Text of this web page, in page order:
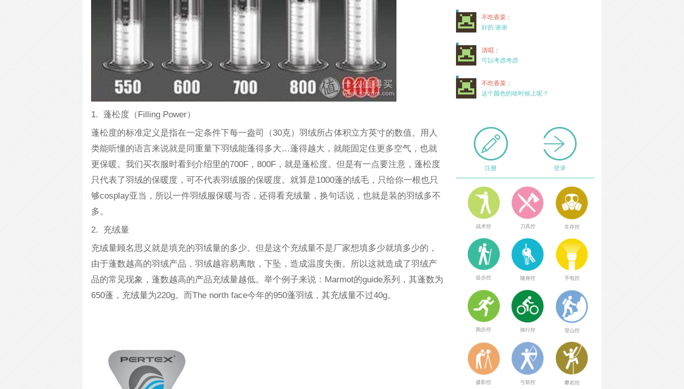
1. 蓬松度（Filling Power）
蓬松度的标准定义是指在一定条件下每一盎司（30克）羽绒所占体积立方英寸的数值。用人
类能听懂的语言来说就是同重量下羽绒能蓬得多大…蓬得越大，就能固定住更多空气，也就
更保暖。我们买衣服时看到介绍里的700F，800F，就是蓬松度。但是有一点要注意，蓬松度
只代表了羽绒的保暖度，可不代表羽绒服的保暖度。就算是1000蓬的绒毛，只给你一根也只
够cosplay亚当，所以一件羽绒服保暖与否，还得看充绒量，换句话说，也就是装的羽绒多不
多。
2. 充绒量
充绒量顾名思义就是填充的羽绒量的多少。但是这个充绒量不是厂家想填多少就填多少的，
由于蓬数越高的羽绒产品，羽绒越容易离散，下坠，造成温度失衡。所以这就造成了羽绒产
品的常见现象，蓬数越高的产品充绒量越低。举个例子来说：Marmot的guide系列，其蓬数为
650蓬，充绒量为220g。而The north face今年的950蓬羽绒，其充绒量不过40g。
不吃香菜：
好的 谢谢
清唱：
可以考虑考虑
不吃香菜：
这个颜色的啥时候上呢？
注册 登录
战术控 刀具控 生存控
徒步控 随身控 手电控
跑步控 骑行控 登山控
摄影控 弓箭控 攀岩控